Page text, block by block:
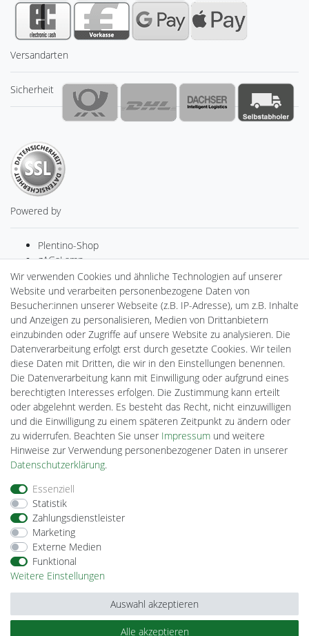
Versandarten
Sicherheit
Powered by
Plentino-Shop
gAGaLamp
Drohnenstore24
MeinUSB
Batteriespeicher
PlentiSolar
Gebrauchtlicht
Ledkauf
DEYESOLAR
Lightech Connect
CardanLight Europe
FORTIMO LEDs
Cardanlight-Shop
Wallbox24
Impressum
Barrierefreiheitserklärung
Wir verwenden Cookies und ähnliche Technologien auf unserer
Website und verarbeiten personenbezogene Daten von
Besucher:innen unserer Webseite (z.B. IP-Adresse), um z.B. Inhalte
und Anzeigen zu personalisieren, Medien von Drittanbietern
einzubinden oder Zugriffe auf unsere Website zu analysieren. Die
Datenverarbeitung erfolgt erst durch gesetzte Cookies. Wir teilen
diese Daten mit Dritten, die wir in den Einstellungen benennen.
Die Datenverarbeitung kann mit Einwilligung oder aufgrund eines
berechtigten Interesses erfolgen. Die Zustimmung kann erteilt
oder abgelehnt werden. Es besteht das Recht, nicht einzuwilligen
und die Einwilligung zu einem späteren Zeitpunkt zu ändern oder
zu widerrufen. Beachten Sie unser Impressum und weitere
Hinweise zur Verwendung personenbezogener Daten in unserer
Daten­schutz­erklärung.
Essenziell
Statistik
Zahlungsdienstleister
Marketing
Externe Medien
Funktional
Weitere Einstellungen
Alle akzeptieren
Auswahl akzeptieren